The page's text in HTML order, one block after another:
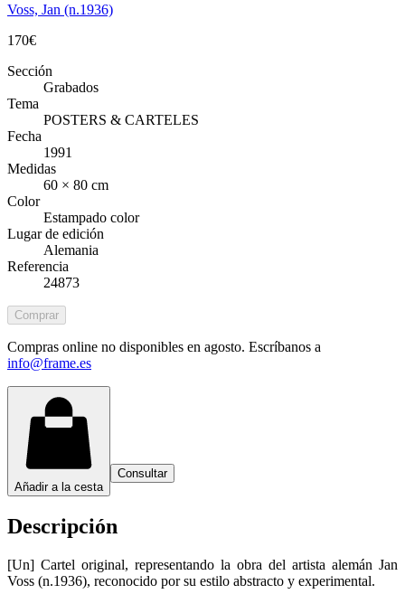
Voss, Jan (n.1936)
170€
Sección
Grabados
Tema
POSTERS & CARTELES
Fecha
1991
Medidas
60 × 80 cm
Color
Estampado color
Lugar de edición
Alemania
Referencia
24873
Comprar
Compras online no disponibles en agosto. Escríbanos a
info@frame.es
Añadir a la cesta
Consultar
Descripción
[Un] Cartel original, representando la obra del artista alemán Jan
Voss (n.1936), reconocido por su estilo abstracto y experimental.